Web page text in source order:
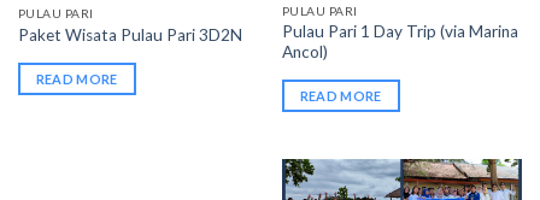
PULAU PARI
Paket Wisata Pulau Pari 3D2N
READ MORE
PULAU PARI
Pulau Pari 1 Day Trip (via Marina
Ancol)
READ MORE